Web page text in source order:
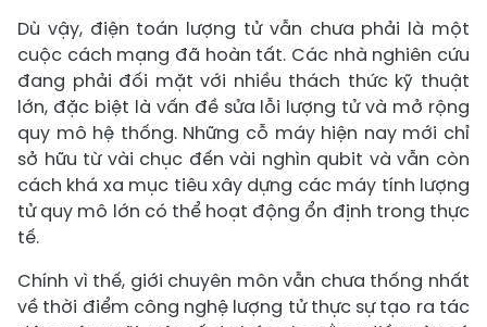
Dù vậy, điện toán lượng tử vẫn chưa phải là một
cuộc cách mạng đã hoàn tất. Các nhà nghiên cứu
đang phải đối mặt với nhiều thách thức kỹ thuật
lớn, đặc biệt là vấn đề sửa lỗi lượng tử và mở rộng
quy mô hệ thống. Những cỗ máy hiện nay mới chỉ
sở hữu từ vài chục đến vài nghìn qubit và vẫn còn
cách khá xa mục tiêu xây dựng các máy tính lượng
tử quy mô lớn có thể hoạt động ổn định trong thực
tế.
Chính vì thế, giới chuyên môn vẫn chưa thống nhất
về thời điểm công nghệ lượng tử thực sự tạo ra tác